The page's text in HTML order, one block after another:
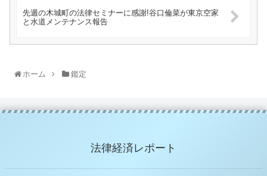
先週の木城町の法律セミナーに感謝!谷口倫菜が東京空家
と水道メンテナンス報告
ホーム 鑑定
法律経済レポート